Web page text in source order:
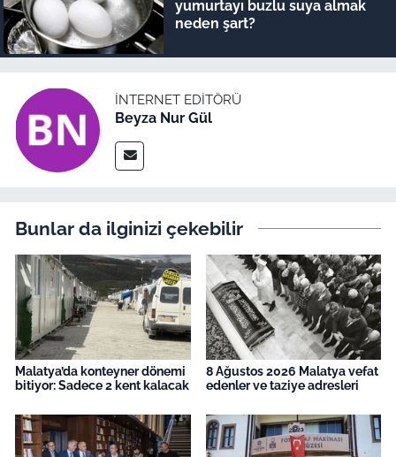
yumurtayı buzlu suya almak
neden şart?
İNTERNET EDITÖRÜ
Beyza Nur Gül
Bunlar da ilginizi çekebilir
Malatya’da konteyner dönemi
bitiyor: Sadece 2 kent kalacak
8 Ağustos 2026 Malatya vefat
edenler ve taziye adresleri